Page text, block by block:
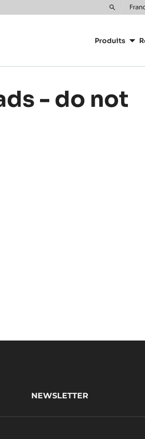
Toggle
Produits
- do not
NEWSLETTER